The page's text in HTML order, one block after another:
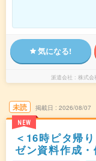
気になる!
派遣会社 株式会
未読
NEW
掲載日 2026/08/07
＜16時ピタ帰
ゼン資料作成